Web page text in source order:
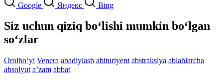
Google Яндекс Bing
Siz uchun qiziq bo‘lishi mumkin bo‘lgan
so‘zlar
Orolbo‘yi Venera abadiylash abituriyent abstraksiya ablahlarcha
absolyut aʼzam abbat